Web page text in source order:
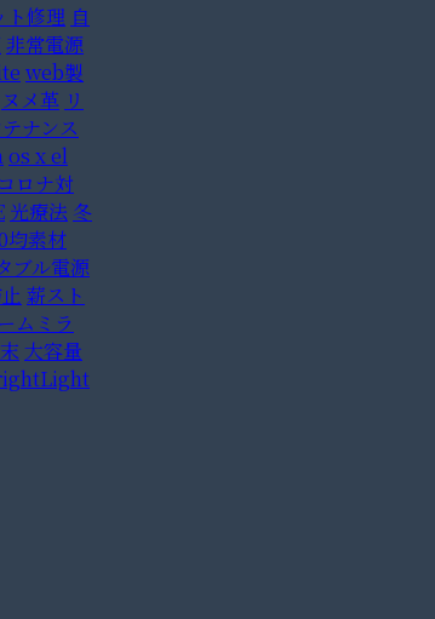
ト修理 自
非常電源
web製
ヌメ革 リ
ナンス
os x el
コロナ対
光療法 冬
均素材
ブル電源
薪スト
ムミラ
大容量